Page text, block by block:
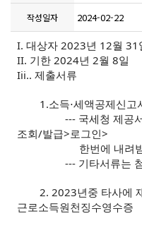
작성일자 2024-02-22
I. 대상자 2023년 12월 31
II. 기한 2024년 2월 8일
Iii.. 제출서류
1.소득⋅세액공제신고
--- 국세청 제공서류
조회/발급>로그인>
한번에 내려받기
--- 기타서류는 첨
2. 2023년중 타사에 재
근로소득원천징수영수증